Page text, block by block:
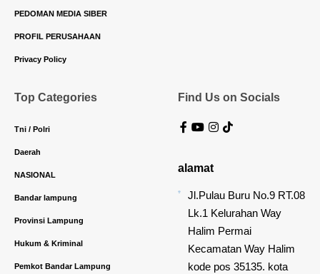
PEDOMAN MEDIA SIBER
PROFIL PERUSAHAAN
Privacy Policy
Top Categories
Tni / Polri
Daerah
NASIONAL
Bandar lampung
Provinsi Lampung
Hukum & Kriminal
Pemkot Bandar Lampung
Find Us on Socials
alamat
Jl.Pulau Buru No.9 RT.08
Lk.1 Kelurahan Way
Halim Permai
Kecamatan Way Halim
kode pos 35135. kota